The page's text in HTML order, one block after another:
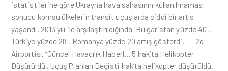
istatistilerine göre Ukrayna hava sahasının kullanılmaması
sonucu komşu ülkelerin transit uçuşlarda ciddi bir artış
yaşandı. 2013 yılı ile arşılaştırıldığında Bulgaristan yüzde 40 ,
Türkiye yüzde 28 , Romanya yüzde 20 artış gösterdi. 2d
Airportist “Güncel Havacılık Haberl… 5 Irak’ta Helikopter
Düşürüldü , Uçuş Planları Değişti Irak’ta helikopter düşürüldü.